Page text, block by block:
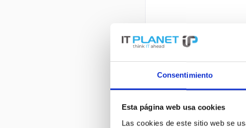
Consentimiento
Esta página web usa cookies
Las cookies de este sitio web se